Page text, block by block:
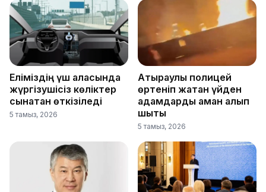
Еліміздің үш қаласында
жүргізушісіз көліктер
сынақтан өткізіледі
5 тамыз, 2026
Атыраулық полицей
өртеніп жатқан үйден
адамдарды аман алып
шықты
5 тамыз, 2026